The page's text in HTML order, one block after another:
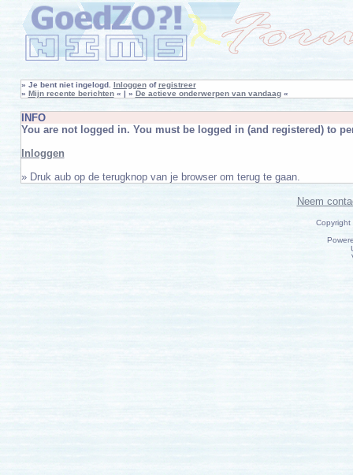
» Je bent niet ingelogd. Inloggenofregistreer
» Mijn recente berichten« | » De actieve onderwerpen van vandaag«
INFO
You are not logged in. You must be logged in (and registered) to
Inloggen
» Druk aub op de terugknop van je browser om terug te gaan.
Neem
Copyright